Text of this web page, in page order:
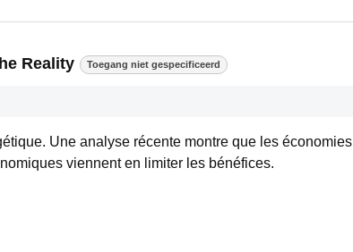
Reality Toegang niet gespecificeerd
Une analyse récente montre que les économies
viennent en limiter les bénéfices.